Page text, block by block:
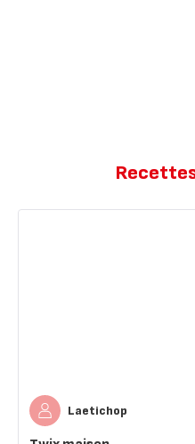
Laetichop